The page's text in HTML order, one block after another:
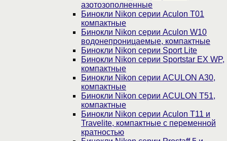
азотозополненные
Бинокли Nikon серии Aculon T01
компактные
Бинокли Nikon серии Aculon W10
водонепроницаемые, компактные
Бинокли Nikon серии Sport Lite
Бинокли Nikon серии Sportstar EX WP,
компактные
Бинокли Nikon серии ACULON A30,
компактные
Бинокли Nikon серии ACULON Т51,
компактные
Бинокли Nikon серии Aculon T11 и
Travelite, компактные с переменной
кратностью